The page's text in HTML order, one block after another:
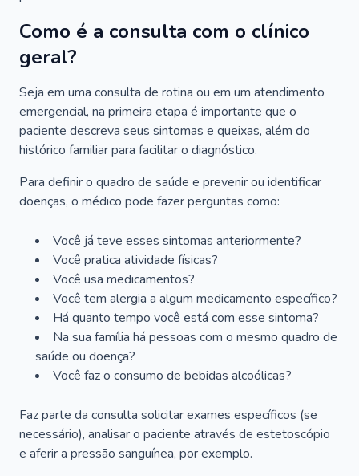
Como é a consulta com o clínico
geral?
Seja em uma consulta de rotina ou em um atendimento
emergencial, na primeira etapa é importante que o
paciente descreva seus sintomas e queixas, além do
histórico familiar para facilitar o diagnóstico.
Para definir o quadro de saúde e prevenir ou identificar
doenças, o médico pode fazer perguntas como:
Você já teve esses sintomas anteriormente?
Você pratica atividade físicas?
Você usa medicamentos?
Você tem alergia a algum medicamento específico?
Há quanto tempo você está com esse sintoma?
Na sua família há pessoas com o mesmo quadro de
saúde ou doença?
Você faz o consumo de bebidas alcoólicas?
Faz parte da consulta solicitar exames específicos (se
necessário), analisar o paciente através de estetoscópio
e aferir a pressão sanguínea, por exemplo.